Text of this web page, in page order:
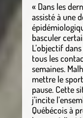
« Dans les
assisté à une
basculer
L’objectif
tous les
semaines.
mettre le
pause. Cette
j’incite
Québécois à